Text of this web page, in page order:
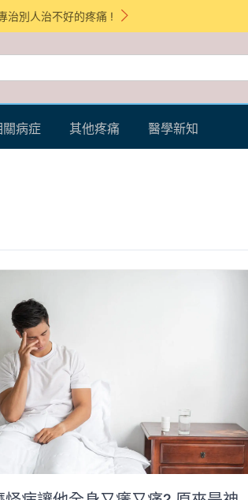
治別人治不好的疼痛 !
病症 其他疼痛 醫學新知